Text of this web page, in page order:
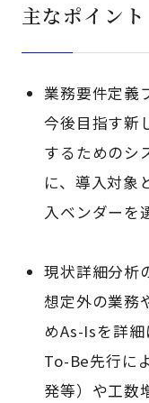
主なポイント
業務要件定義
今後目指す新
するためのシ
に、導入対象
入ベンダーを
現状詳細分析
想定外の業務
めAs-Isを詳細
To-Be先行に
発等）や工数